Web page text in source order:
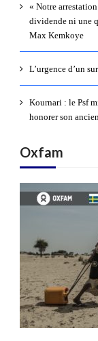
« Notre
dividende ni une
Max Kemkoye
L’urgence d’un
Kournari : le Psf
honorer son
Oxfam